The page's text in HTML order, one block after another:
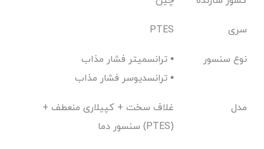
سری PTES
نوع سنسور
ترانسمیتر فشار مذاب •
ترانسدیوسر فشار مذاب •
مدل
غلاف سخت + کپیلاری منعطف +
سنسور دما (PTES)